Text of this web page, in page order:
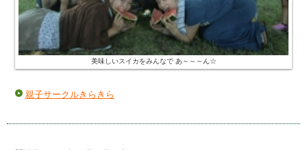
美味しいスイカをみんなで あ～～～ん☆
親子サークルきらきら